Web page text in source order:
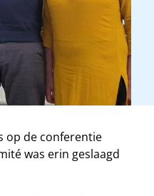
op de conferentie
was erin geslaagd